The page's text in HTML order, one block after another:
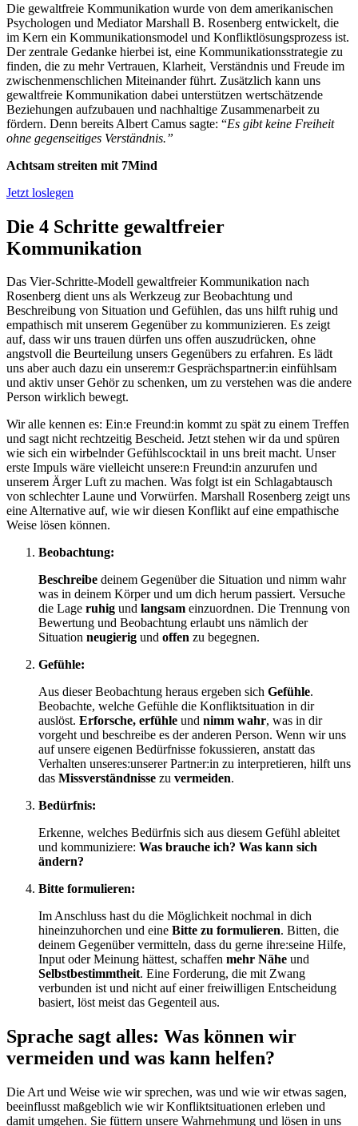
Die gewaltfreie Kommunikation wurde von dem amerikanischen
Psychologen und Mediator Marshall B. Rosenberg entwickelt, die
im Kern ein Kommunikationsmodel und Konfliktlösungsprozess ist.
Der zentrale Gedanke hierbei ist, eine Kommunikationsstrategie zu
finden, die zu mehr Vertrauen, Klarheit, Verständnis und Freude im
zwischenmenschlichen Miteinander führt. Zusätzlich kann uns
gewaltfreie Kommunikation dabei unterstützen wertschätzende
Beziehungen aufzubauen und nachhaltige Zusammenarbeit zu
fördern. Denn bereits Albert Camus sagte: “Es gibt keine Freiheit
ohne gegenseitiges Verständnis.”
Achtsam streiten mit 7Mind
Jetzt loslegen
Die 4 Schritte gewaltfreier
Kommunikation
Das Vier-Schritte-Modell gewaltfreier Kommunikation nach
Rosenberg dient uns als Werkzeug zur Beobachtung und
Beschreibung von Situation und Gefühlen, das uns hilft ruhig und
empathisch mit unserem Gegenüber zu kommunizieren. Es zeigt
auf, dass wir uns trauen dürfen uns offen auszudrücken, ohne
angstvoll die Beurteilung unsers Gegenübers zu erfahren. Es lädt
uns aber auch dazu ein unserem:r Gesprächspartner:in einfühlsam
und aktiv unser Gehör zu schenken, um zu verstehen was die andere
Person wirklich bewegt.
Wir alle kennen es: Ein:e Freund:in kommt zu spät zu einem Treffen
und sagt nicht rechtzeitig Bescheid. Jetzt stehen wir da und spüren
wie sich ein wirbelnder Gefühlscocktail in uns breit macht. Unser
erste Impuls wäre vielleicht unsere:n Freund:in anzurufen und
unserem Ärger Luft zu machen. Was folgt ist ein Schlagabtausch
von schlechter Laune und Vorwürfen. Marshall Rosenberg zeigt uns
eine Alternative auf, wie wir diesen Konflikt auf eine empathische
Weise lösen können.
Beobachtung:
Beschreibe deinem Gegenüber die Situation und nimm wahr
was in deinem Körper und um dich herum passiert. Versuche
die Lage ruhig und langsam einzuordnen. Die Trennung von
Bewertung und Beobachtung erlaubt uns nämlich der
Situation neugierig und offen zu begegnen.
Gefühle:
Aus dieser Beobachtung heraus ergeben sich Gefühle.
Beobachte, welche Gefühle die Konfliktsituation in dir
auslöst. Erforsche, erfühle und nimm wahr, was in dir
vorgeht und beschreibe es der anderen Person. Wenn wir uns
auf unsere eigenen Bedürfnisse fokussieren, anstatt das
Verhalten unseres:unserer Partner:in zu interpretieren, hilft uns
das Missverständnisse zu vermeiden.
Bedürfnis:
Erkenne, welches Bedürfnis sich aus diesem Gefühl ableitet
und kommuniziere: Was brauche ich? Was kann sich
ändern?
Bitte formulieren:
Im Anschluss hast du die Möglichkeit nochmal in dich
hineinzuhorchen und eine Bitte zu formulieren. Bitten, die
deinem Gegenüber vermitteln, dass du gerne ihre:seine Hilfe,
Input oder Meinung hättest, schaffen mehr Nähe und
Selbstbestimmtheit. Eine Forderung, die mit Zwang
verbunden ist und nicht auf einer freiwilligen Entscheidung
basiert, löst meist das Gegenteil aus.
Sprache sagt alles: Was können wir
vermeiden und was kann helfen?
Die Art und Weise wie wir sprechen, was und wie wir etwas sagen,
beeinflusst maßgeblich wie wir Konfliktsituationen erleben und
damit umgehen. Sie füttern unsere Wahrnehmung und lösen in uns